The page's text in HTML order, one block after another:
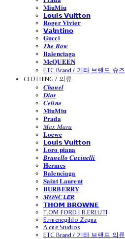
𝐌𝐢𝐮𝐌𝐢𝐮
𝗟𝗼𝘂𝗶𝘀 𝗩𝘂𝗶𝘁𝘁𝗼𝗻
𝐑𝐨𝐠𝐞𝐫 𝐕𝐢𝐯𝐢𝐞𝐫
𝗩𝗮𝗹𝗻𝘁𝗶𝗻𝗼
𝐆𝐮𝐜𝐜𝐢
𝑻𝒉𝒆 𝑹𝒐𝒘
𝐁𝐚𝐥𝐞𝐧𝐜𝐢𝐚𝐠𝐚
𝐌𝐜𝐐𝐔𝐄𝐄𝐍
ETC Brand / 기타 브랜드 슈즈
CLOTHING / 의류
𝑪𝒉𝒂𝒏𝒆𝒍
𝑫𝒊𝒐𝒓
𝑪𝒆𝒍𝒊𝒏𝒆
𝐌𝐢𝐮𝐌𝐢𝐮
𝐏𝐫𝐚𝐝𝐚
𝑀𝑎𝑥 𝑀𝑎𝑟𝑎
𝐋𝐨𝐞𝐰𝐞
𝗟𝗼𝘂𝗶𝘀 𝗩𝘂𝗶𝘁𝘁𝗼𝗻
𝐋𝐨𝐫𝐨 𝐩𝐢𝐚𝐧𝐚
𝑩𝒓𝒖𝒏𝒆𝒍𝒍𝒐 𝑪𝒖𝒄𝒊𝒏𝒆𝒍𝒍𝒊
𝐇𝐞𝐫𝐦𝐞𝐬
𝐁𝐚𝐥𝐞𝐧𝐜𝐢𝐚𝐠𝐚
𝐒𝐚𝐢𝐧𝐭 𝐋𝐚𝐮𝐫𝐞𝐧𝐭
𝐁𝐔𝐑𝐁𝐄𝐑𝐑𝐘
𝑴𝑶𝑵𝑪𝙇𝙀𝑹
𝗧𝗛𝗢𝗠 𝗕𝗥𝗢𝗪𝗡𝗘
T.OM FORD | B.ERLUTI
E.rmenegildo Zegna
A.cne Studios
ETC Brand / 기타 브랜드 의류